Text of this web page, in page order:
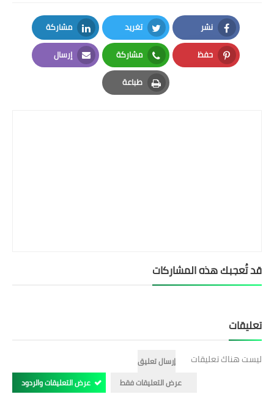
نشر
Facebook
تغريد
Twitter
مشاركة
LinkedIn
حفظ
Pinterest
مشاركة
Whatsapp
إرسال
Email
طباعة
Print
قد تُعجبك هذه المشاركات
تعليقات
ليست هناك تعليقات
إرسال تعليق
عرض التعليقات فقط
عرض التعليقات والردود